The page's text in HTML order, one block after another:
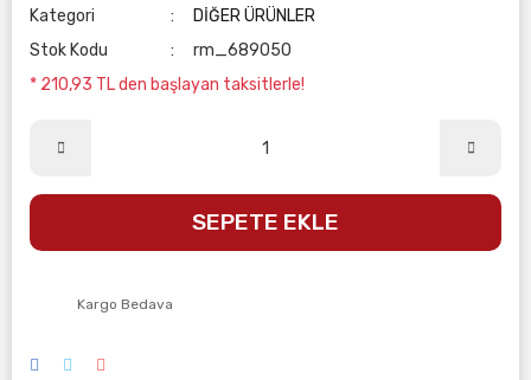
Kategori
DİĞER ÜRÜNLER
Stok Kodu
rm_689050
* 210,93 TL den başlayan taksitlerle!
SEPETE EKLE
Kargo Bedava